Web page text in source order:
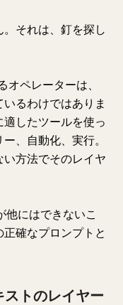
それは、釘を探し
ペレーターは、
るわけではありま
したツールを使っ
、自動化、実行。
方法でそのレイヤ
他にはできないこ
確なプロンプトと
トのレイヤー